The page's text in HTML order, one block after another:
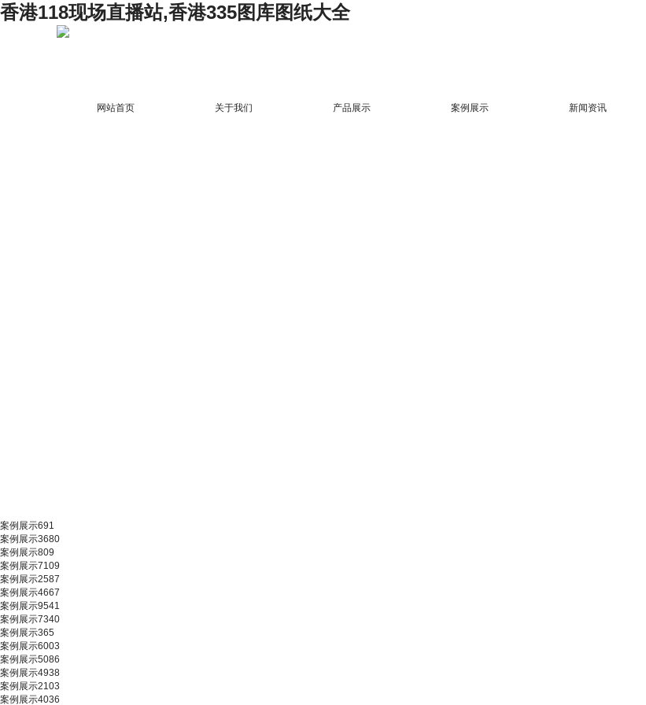
香港118现场直播站,香港335图库图纸大全
网站首页 关于我们 产品展示 案例展示 新闻资讯
案例展示691
案例展示3680
案例展示809
案例展示7109
案例展示2587
案例展示4667
案例展示9541
案例展示7340
案例展示365
案例展示6003
案例展示5086
案例展示4938
案例展示2103
案例展示4036